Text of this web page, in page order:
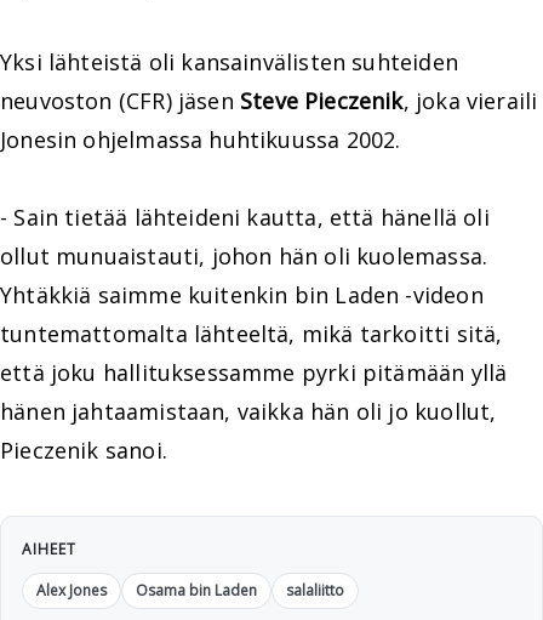
Yksi lähteistä oli kansainvälisten suhteiden
neuvoston (CFR) jäsen Steve Pieczenik, joka vieraili
Jonesin ohjelmassa huhtikuussa 2002.
- Sain tietää lähteideni kautta, että hänellä oli
ollut munuaistauti, johon hän oli kuolemassa.
Yhtäkkiä saimme kuitenkin bin Laden -videon
tuntemattomalta lähteeltä, mikä tarkoitti sitä,
että joku hallituksessamme pyrki pitämään yllä
hänen jahtaamistaan, vaikka hän oli jo kuollut,
Pieczenik sanoi.
AIHEET
Alex Jones
Osama bin Laden salaliitto